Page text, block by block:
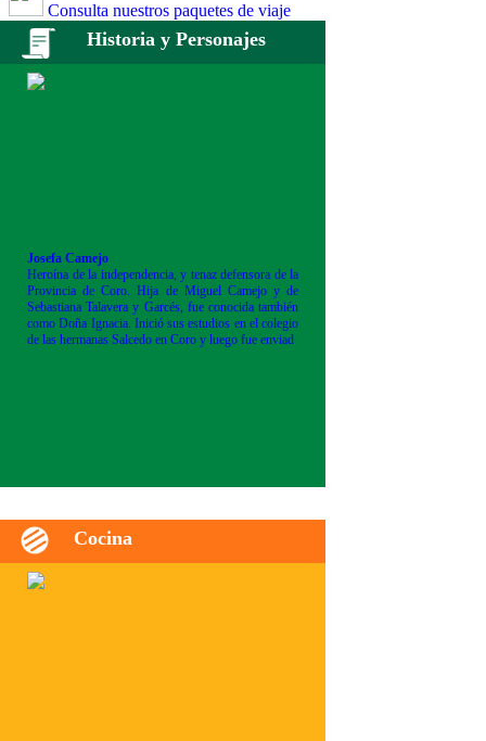
Consulta nuestros paquetes de viaje
Historia y Personajes
Josefa Camejo
Heroína de la independencia, y tenaz defensora de la
Provincia de Coro. Hija de Miguel Camejo y de
Sebastiana Talavera y Garcés, fue conocida también
como Doña Ignacia. Inició sus estudios en el colegio
de las hermanas Salcedo en Coro y luego fue enviad
Cocina